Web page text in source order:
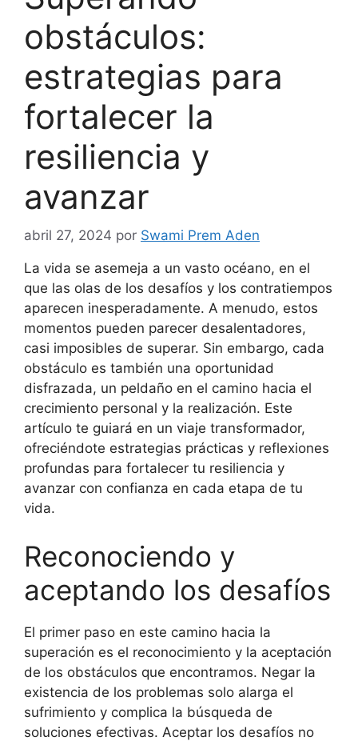
obstáculos:
estrategias para
fortalecer la
resiliencia y
avanzar
abril 27, 2024 por Swami Prem Aden
La vida se asemeja a un vasto océano, en el
que las olas de los desafíos y los contratiempos
aparecen inesperadamente. A menudo, estos
momentos pueden parecer desalentadores,
casi imposibles de superar. Sin embargo, cada
obstáculo es también una oportunidad
disfrazada, un peldaño en el camino hacia el
crecimiento personal y la realización. Este
artículo te guiará en un viaje transformador,
ofreciéndote estrategias prácticas y reflexiones
profundas para fortalecer tu resiliencia y
avanzar con confianza en cada etapa de tu
vida.
Reconociendo y
aceptando los desafíos
El primer paso en este camino hacia la
superación es el reconocimiento y la aceptación
de los obstáculos que encontramos. Negar la
existencia de los problemas solo alarga el
sufrimiento y complica la búsqueda de
soluciones efectivas. Aceptar los desafíos no